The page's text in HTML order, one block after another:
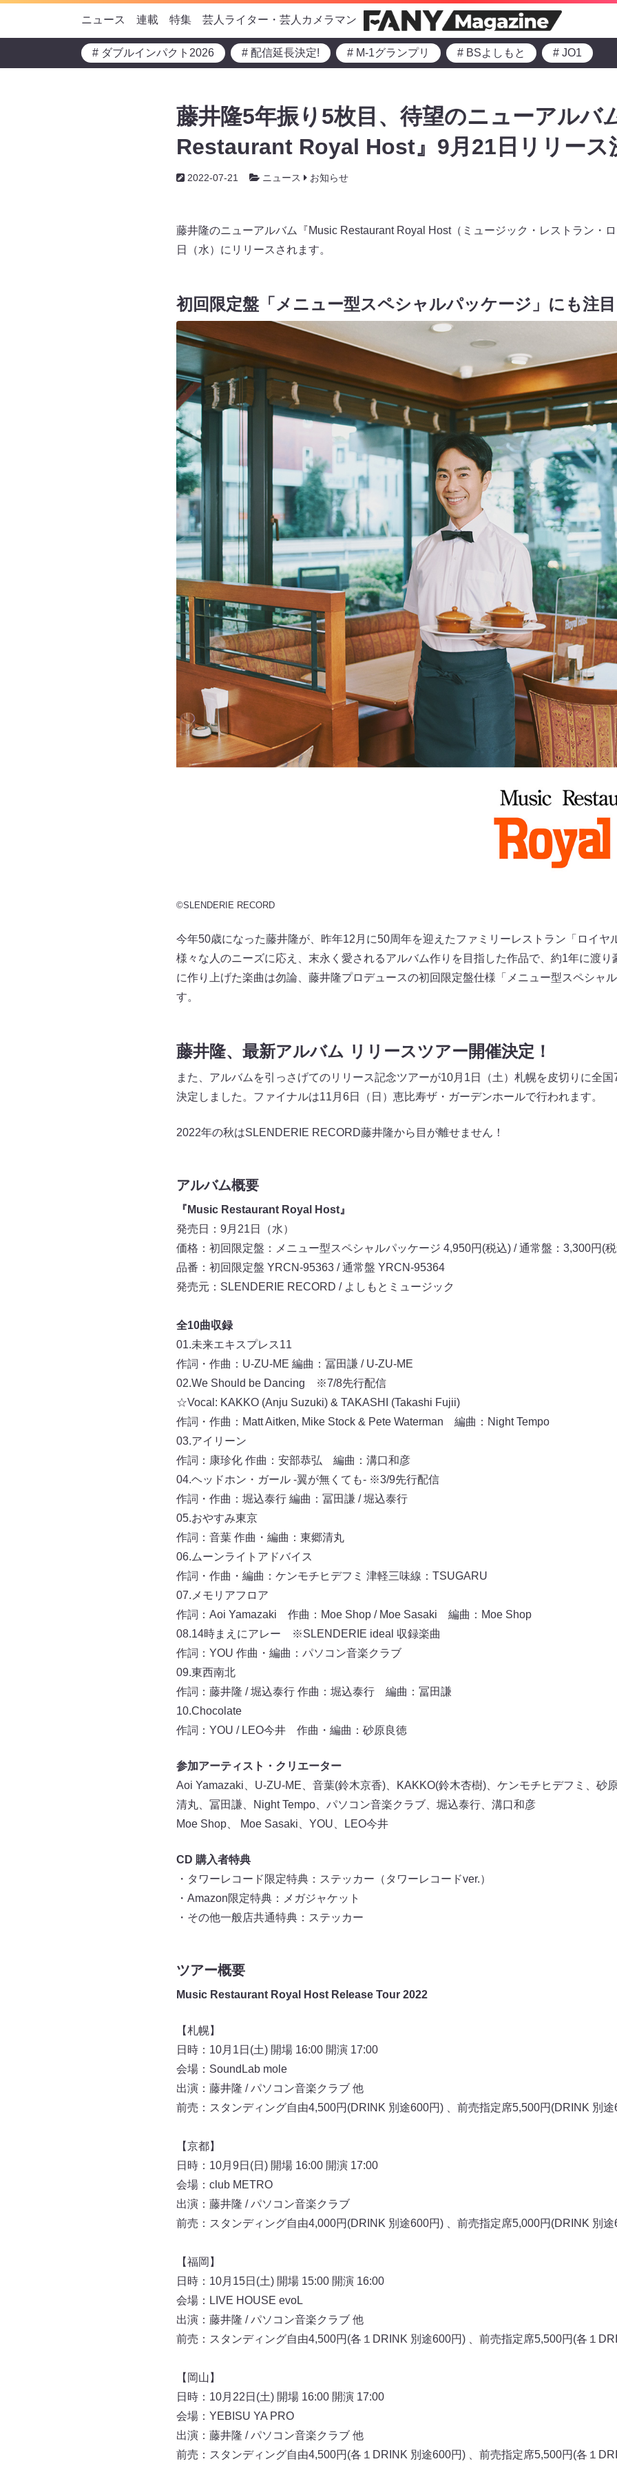
ニュース 連載 特集 芸人ライター・芸人カメラマン
# ダブルインパクト2026 # 配信延長決定! # M-1グランプリ # BSよしもと # JO1
藤井隆5年振り5枚目、待望のニューアルバ
Restaurant Royal Host』9月21日リリース
2022-07-21 ニュース お知らせ
藤井隆のニューアルバム『Music Restaurant Royal Host（ミュージック・レストラン・
日（水）にリリースされます。
初回限定盤「メニュー型スペシャルパッケージ」にも注
©SLENDERIE RECORD
今年50歳になった藤井隆が、昨年12月に50周年を迎えたファミリーレストラン「ロイ
様々な人のニーズに応え、末永く愛されるアルバム作りを目指した作品で、約1年に渡り
に作り上げた楽曲は勿論、藤井隆プロデュースの初回限定盤仕様「メニュー型スペシャ
す。
藤井隆、最新アルバム リリースツアー開催決定！
また、アルバムを引っさげてのリリース記念ツアーが10月1日（土）札幌を皮切りに全
決定しました。ファイナルは11月6日（日）恵比寿ザ・ガーデンホールで行われます。
2022年の秋はSLENDERIE RECORD藤井隆から目が離せません！
アルバム概要
『Music Restaurant Royal Host』
発売日：9月21日（水）
価格：初回限定盤：メニュー型スペシャルパッケージ 4,950円(税込) / 通常盤：3,300円(
品番：初回限定盤 YRCN-95363 / 通常盤 YRCN-95364
発売元：SLENDERIE RECORD / よしもとミュージック
全10曲収録
01.未来エキスプレス11
作詞・作曲：U-ZU-ME 編曲：冨田謙 / U-ZU-ME
02.We Should be Dancing ※7/8先行配信
☆Vocal: KAKKO (Anju Suzuki) & TAKASHI (Takashi Fujii)
作詞・作曲：Matt Aitken, Mike Stock & Pete Waterman 編曲：Night Tempo
03.アイリーン
作詞：康珍化 作曲：安部恭弘 編曲：溝口和彦
04.ヘッドホン・ガール -翼が無くても- ※3/9先行配信
作詞・作曲：堀込泰行 編曲：冨田謙 / 堀込泰行
05.おやすみ東京
作詞：音葉 作曲・編曲：東郷清丸
06.ムーンライトアドバイス
作詞・作曲・編曲：ケンモチヒデフミ 津軽三味線：TSUGARU
07.メモリアフロア
作詞：Aoi Yamazaki 作曲：Moe Shop / Moe Sasaki 編曲：Moe Shop
08.14時まえにアレー ※SLENDERIE ideal 収録楽曲
作詞：YOU 作曲・編曲：パソコン音楽クラブ
09.東西南北
作詞：藤井隆 / 堀込泰行 作曲：堀込泰行 編曲：冨田謙
10.Chocolate
作詞：YOU / LEO今井 作曲・編曲：砂原良徳
参加アーティスト・クリエーター
Aoi Yamazaki、U-ZU-ME、音葉(鈴木京香)、KAKKO(鈴木杏樹)、ケンモチヒデフミ、砂
清丸、冨田謙、Night Tempo、パソコン音楽クラブ、堀込泰行、溝口和彦
Moe Shop、 Moe Sasaki、YOU、LEO今井
CD 購入者特典
・タワーレコード限定特典：ステッカー（タワーレコードver.）
・Amazon限定特典：メガジャケット
・その他一般店共通特典：ステッカー
ツアー概要
Music Restaurant Royal Host Release Tour 2022
【札幌】
日時：10月1日(土) 開場 16:00 開演 17:00
会場：SoundLab mole
出演：藤井隆 / パソコン音楽クラブ 他
前売：スタンディング自由4,500円(DRINK 別途600円) 、前売指定席5,500円(DRINK 別途
【京都】
日時：10月9日(日) 開場 16:00 開演 17:00
会場：club METRO
出演：藤井隆 / パソコン音楽クラブ
前売：スタンディング自由4,000円(DRINK 別途600円) 、前売指定席5,000円(DRINK 別途
【福岡】
日時：10月15日(土) 開場 15:00 開演 16:00
会場：LIVE HOUSE evoL
出演：藤井隆 / パソコン音楽クラブ 他
前売：スタンディング自由4,500円(各１DRINK 別途600円) 、前売指定席5,500円(各１
【岡山】
日時：10月22日(土) 開場 16:00 開演 17:00
会場：YEBISU YA PRO
出演：藤井隆 / パソコン音楽クラブ 他
前売：スタンディング自由4,500円(各１DRINK 別途600円) 、前売指定席5,500円(各１